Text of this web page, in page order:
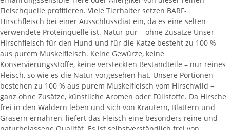
Fleischquelle profitieren. Viele Tierhalter setzen BARF-
Hirschfleisch bei einer Ausschlussdiät ein, da es eine selten
verwendete Proteinquelle ist. Natur pur – ohne Zusätze Unser
Hirschfleisch für den Hund und für die Katze besteht zu 100 %
aus purem Muskelfleisch. Keine Gewürze, keine
Konservierungsstoffe, keine versteckten Bestandteile – nur reines
Fleisch, so wie es die Natur vorgesehen hat. Unsere Portionen
bestehen zu 100 % aus purem Muskelfleisch vom Hirschwild –
ganz ohne Zusätze, künstliche Aromen oder Füllstoffe. Da Hirsche
frei in den Wäldern leben und sich von Kräutern, Blättern und
Gräsern ernähren, liefert das Fleisch eine besonders reine und